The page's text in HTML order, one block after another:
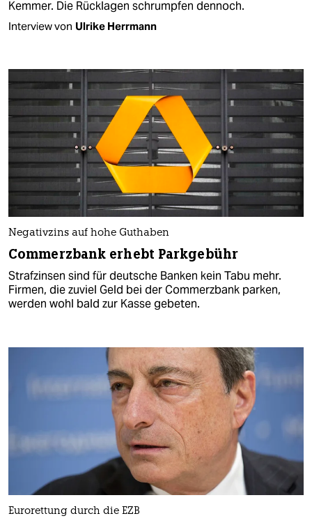
Kemmer. Die Rücklagen schrumpfen dennoch.
Interview von Ulrike Herrmann
Negativzins auf hohe Guthaben
Commerzbank erhebt Parkgebühr
Strafzinsen sind für deutsche Banken kein Tabu mehr.
Firmen, die zuviel Geld bei der Commerzbank parken,
werden wohl bald zur Kasse gebeten.
Eurorettung durch die EZB